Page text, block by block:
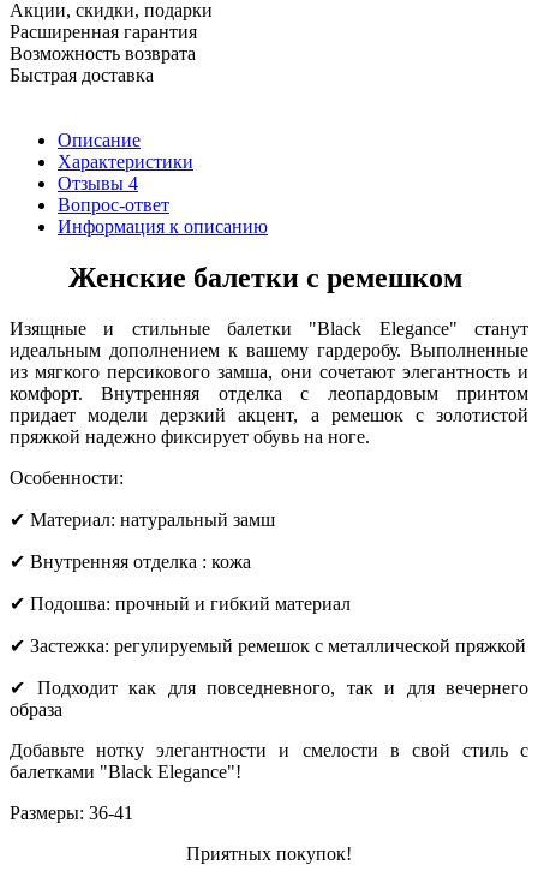
Акции, скидки, подарки
Расширенная гарантия
Возможность возврата
Быстрая доставка
Описание
Характеристики
Отзывы 4
Вопрос-ответ
Информация к описанию
Женские балетки с ремешком
Изящные и стильные балетки "Black Elegance" станут
идеальным дополнением к вашему гардеробу. Выполненные
из мягкого персикового замша, они сочетают элегантность и
комфорт. Внутренняя отделка с леопардовым принтом
придает модели дерзкий акцент, а ремешок с золотистой
пряжкой надежно фиксирует обувь на ноге.
Особенности:
✔ Материал: натуральный замш
✔ Внутренняя отделка : кожа
✔ Подошва: прочный и гибкий материал
✔ Застежка: регулируемый ремешок с металлической пряжкой
✔ Подходит как для повседневного, так и для вечернего
образа
Добавьте нотку элегантности и смелости в свой стиль с
балетками "Black Elegance"!
Размеры: 36-41
Приятных покупок!